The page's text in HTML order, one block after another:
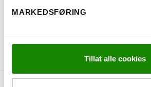
MARKEDSFØRING
Tillat alle cookies
LAST NED BROSJYRE